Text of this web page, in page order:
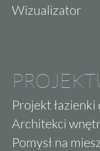
Wizualizator
Projekt łazienki
Architekci
Pomysł na